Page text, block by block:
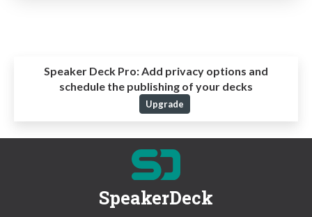
Speaker Deck Pro:Add privacy options and
schedule the publishing of your decks
Upgrade
SpeakerDeck